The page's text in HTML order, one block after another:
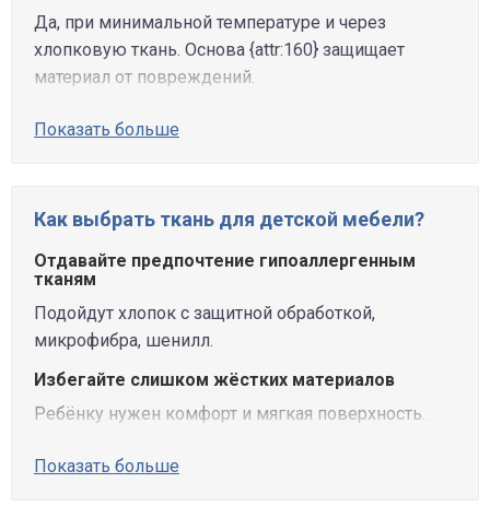
Да, при минимальной температуре и через
хлопковую ткань. Основа {attr:160} защищает
материал от повреждений.
Показать больше
Как выбрать ткань для детской мебели?
Отдавайте предпочтение гипоаллергенным
тканям
Подойдут хлопок с защитной обработкой,
микрофибра, шенилл.
Избегайте слишком жёстких материалов
Ребёнку нужен комфорт и мягкая поверхность.
Показать больше